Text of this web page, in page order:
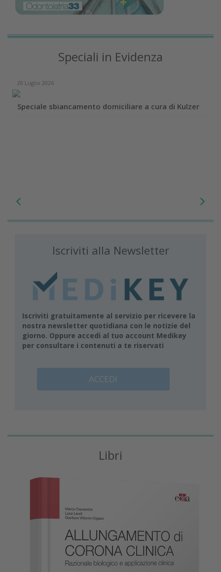
Speciali in Evidenza
20 Luglio 2026
Speciale sbiancamento domiciliare a cura di Kulzer
Iscriviti alla Newsletter
Iscriviti gratuitamente al servizio per ricevere la
nostra newsletter quotidiana con le notizie del
giorno. Oppure accedi al tuo account Medikey
per consultare i contenuti a te riservati
ACCEDI
Libri